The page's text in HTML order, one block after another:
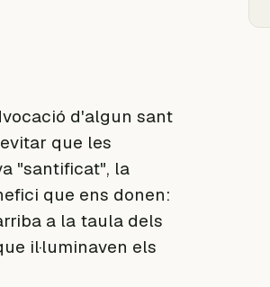
d'algun sant
que les
"santificat", la
que ens donen:
a la taula dels
il·luminaven els